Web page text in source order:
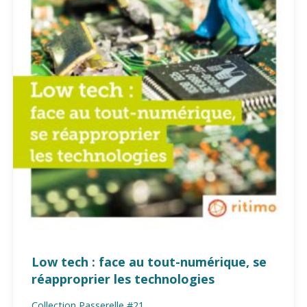
Low tech : face au tout-numérique, se
réapproprier les technologies